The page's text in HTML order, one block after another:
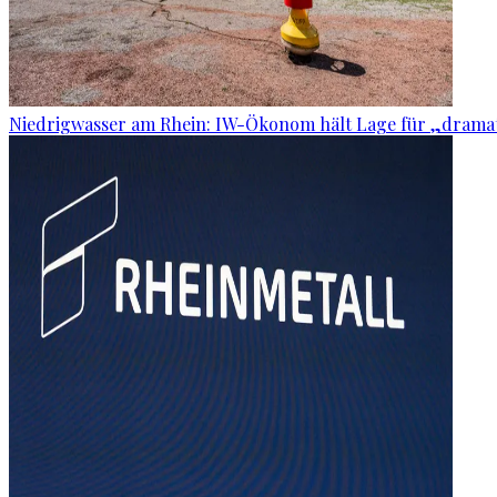
Niedrigwasser am Rhein: IW-Ökonom hält Lage für